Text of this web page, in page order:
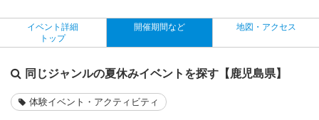
イベント詳細
トップ
開催期間など 地図・アクセス
同じジャンルの夏休みイベントを探す【鹿児島県】
体験イベント・アクティビティ